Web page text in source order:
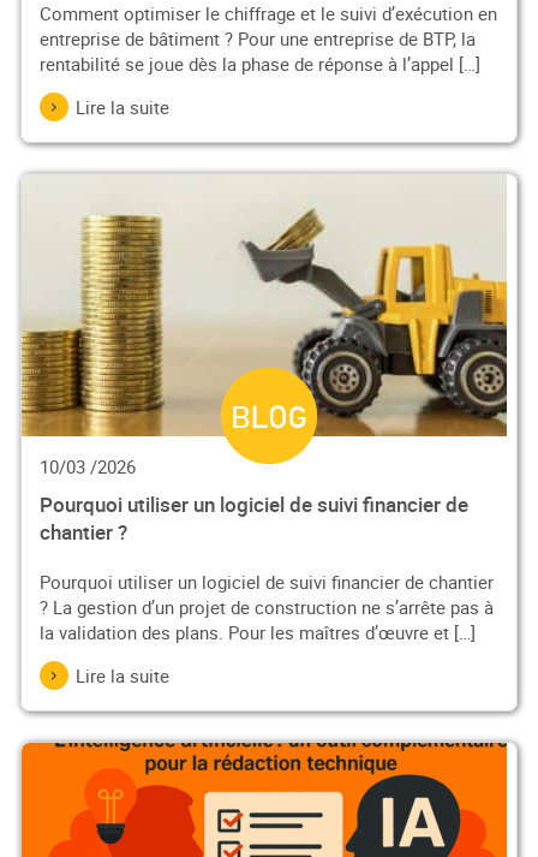
Comment optimiser le chiffrage et le suivi d’exécution en
entreprise de bâtiment ? Pour une entreprise de BTP, la
rentabilité se joue dès la phase de réponse à l’appel […]
Lire la suite
10/03 /2026
Pourquoi utiliser un logiciel de suivi financier de
chantier ?
Pourquoi utiliser un logiciel de suivi financier de chantier
? La gestion d’un projet de construction ne s’arrête pas à
la validation des plans. Pour les maîtres d’œuvre et […]
Lire la suite